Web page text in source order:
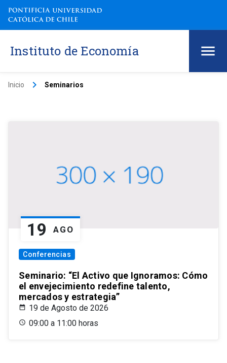
Instituto de Economía
Inicio keyboard_arrow_right Seminarios
19 AGO
Conferencias
Seminario: “El Activo que Ignoramos: Cómo
el envejecimiento redefine talento,
mercados y estrategia”
19 de Agosto de 2026
09:00 a 11:00 horas